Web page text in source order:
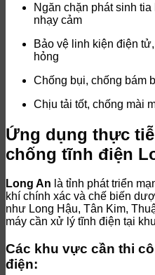
Ngăn chặn phát sinh
nhạy cảm
Bảo vệ linh kiện điện
hỏng
Chống bụi, chống bám
Chịu tải tốt, chống mài
Ứng dụng thực
chống tĩnh điện
Long An là tỉnh phát triển
khí chính xác và chế biến
như Long Hậu, Tân Kim,
máy cần xử lý tĩnh điện tại
Các khu vực cần thi
điện: